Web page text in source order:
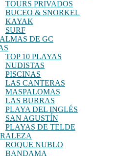
TOURS PRIVADOS
BUCEO & SNORKEL
KAYAK
SURF
DE GC
TOP 10 PLAYAS
NUDISTAS
PISCINAS
LAS CANTERAS
MASPALOMAS
LAS BURRAS
PLAYA DEL INGLÉS
SAN AGUSTÍN
PLAYAS DE TELDE
ROQUE NUBLO
BANDAMA